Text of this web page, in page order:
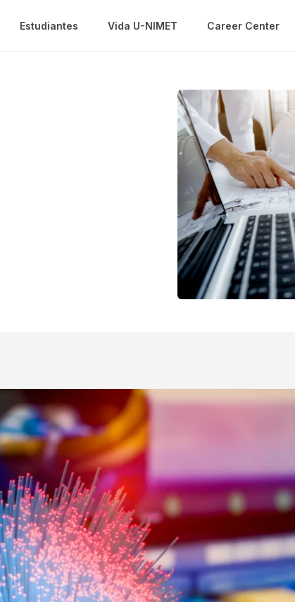
Estudiantes Vida U-NIMET Career Center